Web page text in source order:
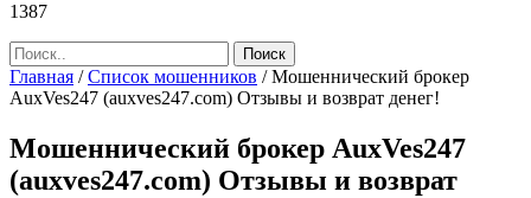
1387
Главная /Список мошенников /Мошеннический брокер
AuxVes247 (auxves247.com) Отзывы и возврат денег!
Мошеннический брокер AuxVes247
(auxves247.com) Отзывы и возврат